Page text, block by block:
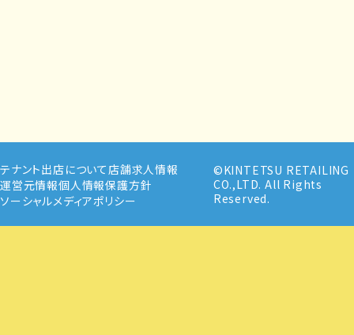
テナント出店について店舗求人情報
運営元情報個人情報保護方針
ソーシャルメディアポリシー
©KINTETSU RETAILING
CO.,LTD. All Rights
Reserved.